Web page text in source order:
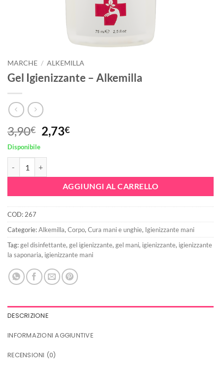
MARCHE / ALKEMILLA
Gel Igienizzante – Alkemilla
3,90€ Il
prezzo
originale
era:
3,90€.
2,73€Il
2,73€.
Disponibile
AGGIUNGI AL CARRELLO
COD: 267
Categorie:Alkemilla, Corpo, Cura mani e unghie, Igienizzante mani
Tag:gel disinfettante, gel igienizzante, gel mani, igienizzante, igienizzante
la saponaria, igienizzante mani
DESCRIZIONE
INFORMAZIONI AGGIUNTIVE
RECENSIONI (0)